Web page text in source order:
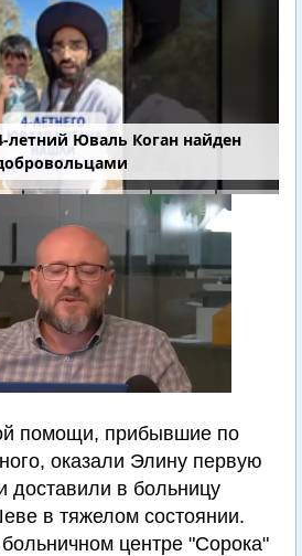
летний Юваль Коган найден
помощи, прибывшие по
оказали Элину первую
доставили в больницу
в тяжелом состоянии.
центре "Сорока"